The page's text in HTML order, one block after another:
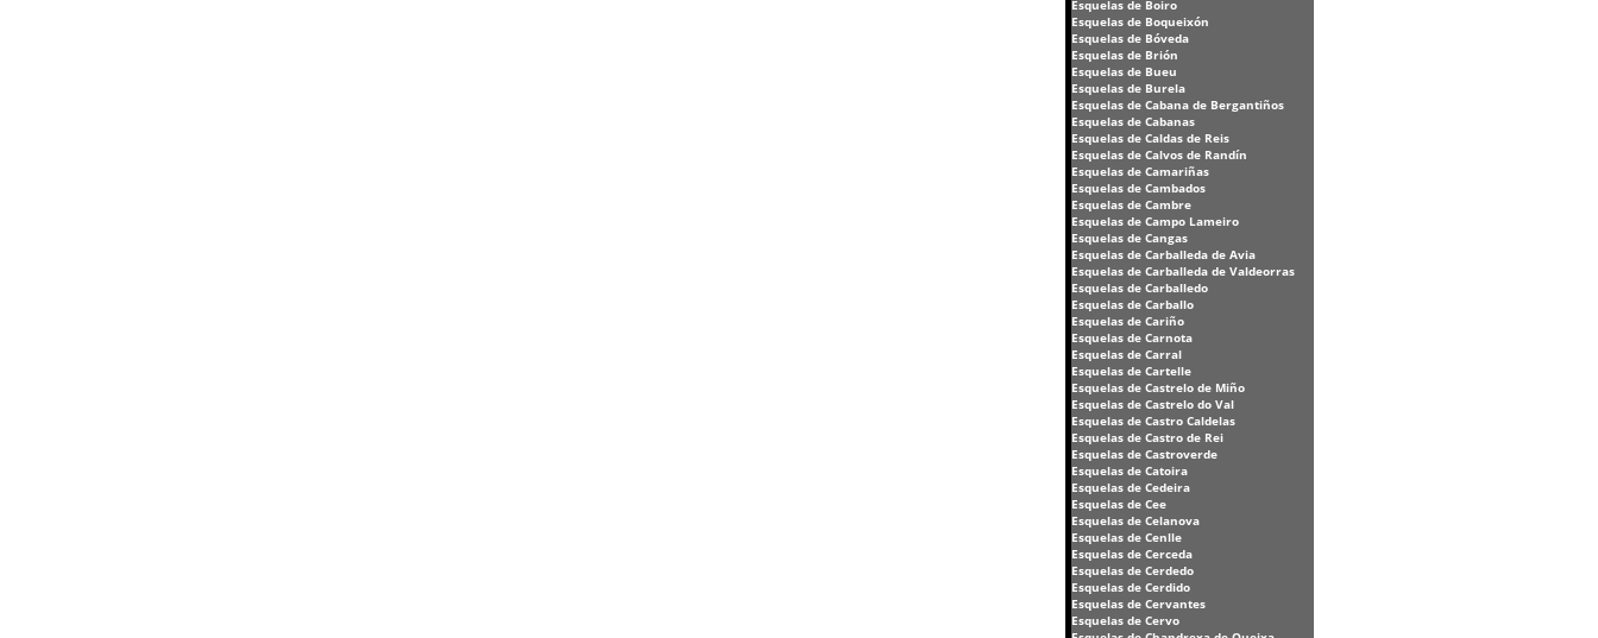
Esquelas de Boiro
Esquelas de Boqueixón
Esquelas de Bóveda
Esquelas de Brión
Esquelas de Bueu
Esquelas de Burela
Esquelas de Cabana de Bergantiños
Esquelas de Cabanas
Esquelas de Caldas de Reis
Esquelas de Calvos de Randín
Esquelas de Camariñas
Esquelas de Cambados
Esquelas de Cambre
Esquelas de Campo Lameiro
Esquelas de Cangas
Esquelas de Carballeda de Avia
Esquelas de Carballeda de Valdeorras
Esquelas de Carballedo
Esquelas de Carballo
Esquelas de Cariño
Esquelas de Carnota
Esquelas de Carral
Esquelas de Cartelle
Esquelas de Castrelo de Miño
Esquelas de Castrelo do Val
Esquelas de Castro Caldelas
Esquelas de Castro de Rei
Esquelas de Castroverde
Esquelas de Catoira
Esquelas de Cedeira
Esquelas de Cee
Esquelas de Celanova
Esquelas de Cenlle
Esquelas de Cerceda
Esquelas de Cerdedo
Esquelas de Cerdido
Esquelas de Cervantes
Esquelas de Cervo